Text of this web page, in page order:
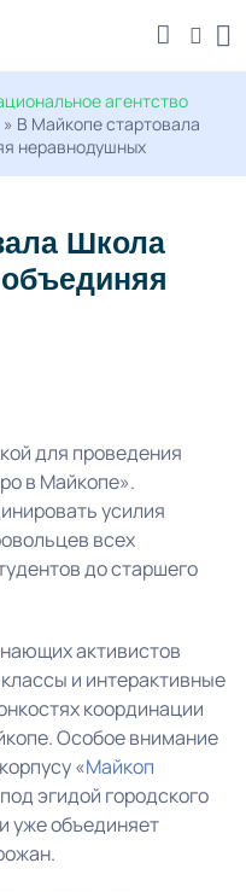
агентство
» В Майкопе стартовала
неравнодушных
Школа
для проведения
в Майкопе».
усилия
всех
до старшего
активистов
и интерактивные
координации
Особое внимание
«Майкоп
эгидой городского
уже объединяет